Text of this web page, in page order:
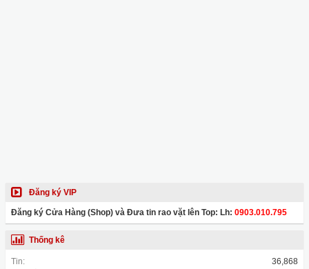
Đăng ký VIP
Đăng ký Cửa Hàng (Shop) và Đưa tin rao vặt lên Top: Lh: 0903.010.795
Thống kê
Tin:
36,868